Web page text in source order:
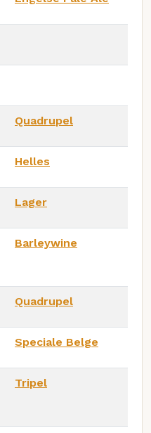
Quadrupel
Helles
Lager
Barleywine
Quadrupel
Speciale Belge
Tripel